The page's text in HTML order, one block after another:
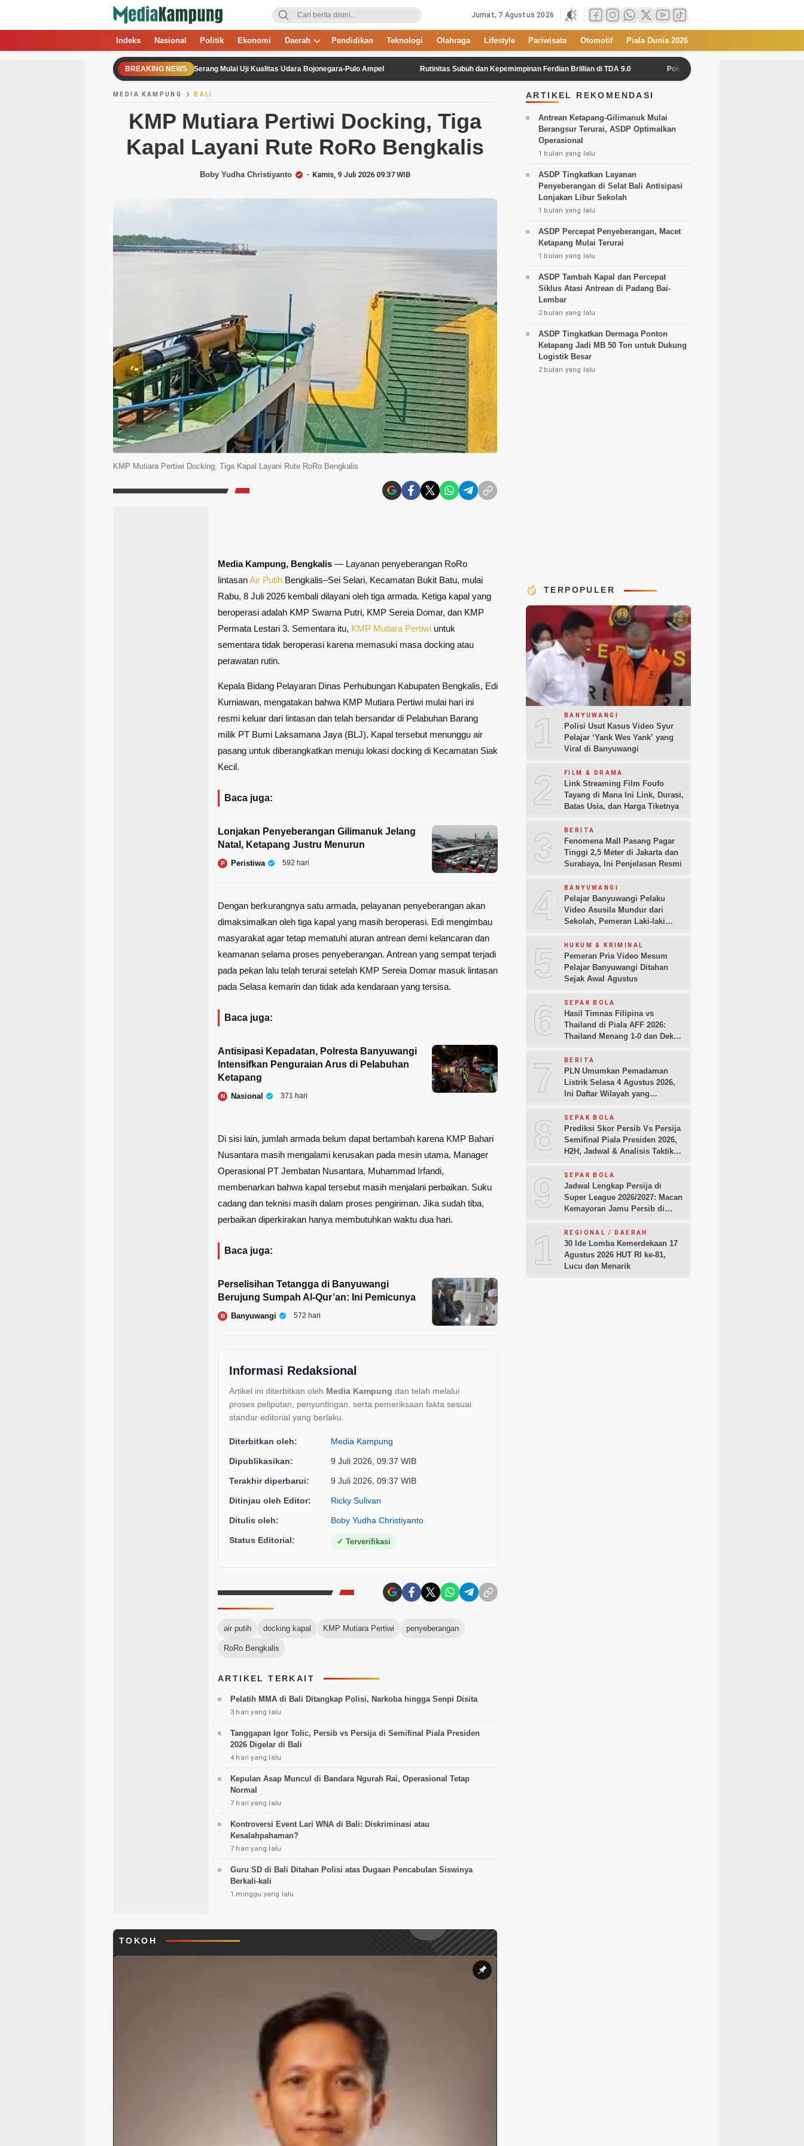
Jumat, 7 Agustus 2026
Indeks Nasional Politik Ekonomi Daerah Pendidikan Teknologi Olahraga Lifestyle Pariwisata Otomotif Piala Dunia 2026
BREAKING NEWS
Pasca Demo Warga, DLH Kabupaten Serang Mulai Uji Kualitas Udara Bojonegara-Pulo Ampel Rutinitas Subuh dan Kepemimpinan Ferdian Brillian di TDA 9.0 Polres Semarang Selidiki Penemuan Mayat
MEDIA KAMPUNG BALI
KMP Mutiara Pertiwi Docking, Tiga
Kapal Layani Rute RoRo Bengkalis
Boby Yudha Christiyanto Kamis, 9 Juli 2026 09:37 WIB
KMP Mutiara Pertiwi Docking, Tiga Kapal Layani Rute RoRo Bengkalis
Media Kampung, Bengkalis — Layanan penyeberangan RoRo
lintasanAir Putih Bengkalis–Sei Selari, Kecamatan Bukit Batu, mulai
Rabu, 8 Juli 2026 kembali dilayani oleh tiga armada. Ketiga kapal yang
beroperasi adalah KMP Swarna Putri, KMP Sereia Domar, dan KMP
Permata Lestari 3. Sementara itu, KMP Mutiara Pertiwi untuk
sementara tidak beroperasi karena memasuki masa docking atau
perawatan rutin.
Kepala Bidang Pelayaran Dinas Perhubungan Kabupaten Bengkalis, Edi
Kurniawan, mengatakan bahwa KMP Mutiara Pertiwi mulai hari ini
resmi keluar dari lintasan dan telah bersandar di Pelabuhan Barang
milik PT Bumi Laksamana Jaya (BLJ). Kapal tersebut menunggu air
pasang untuk diberangkatkan menuju lokasi docking di Kecamatan Siak
Kecil.
Baca juga:
Lonjakan Penyeberangan Gilimanuk Jelang
Natal, Ketapang Justru Menurun
P Peristiwa 592 hari
Dengan berkurangnya satu armada, pelayanan penyeberangan akan
dimaksimalkan oleh tiga kapal yang masih beroperasi. Edi mengimbau
masyarakat agar tetap mematuhi aturan antrean demi kelancaran dan
keamanan selama proses penyeberangan. Antrean yang sempat terjadi
pada pekan lalu telah terurai setelah KMP Sereia Domar masuk lintasan
pada Selasa kemarin dan tidak ada kendaraan yang tersisa.
Baca juga:
Antisipasi Kepadatan, Polresta Banyuwangi
Intensifkan Penguraian Arus di Pelabuhan
Ketapang
N Nasional 371 hari
Di sisi lain, jumlah armada belum dapat bertambah karena KMP Bahari
Nusantara masih mengalami kerusakan pada mesin utama. Manager
Operasional PT Jembatan Nusantara, Muhammad Irfandi,
membenarkan bahwa kapal tersebut masih menjalani perbaikan. Suku
cadang dan teknisi masih dalam proses pengiriman. Jika sudah tiba,
perbaikan diperkirakan hanya membutuhkan waktu dua hari.
Baca juga:
Perselisihan Tetangga di Banyuwangi
Berujung Sumpah Al-Qur’an: Ini Pemicunya
B Banyuwangi 572 hari
Informasi Redaksional
Artikel ini diterbitkan oleh Media Kampung dan telah melalui
proses peliputan, penyuntingan, serta pemeriksaan fakta sesuai
standar editorial yang berlaku.
Diterbitkan oleh: Media Kampung
Dipublikasikan: 9 Juli 2026, 09:37 WIB
Terakhir diperbarui: 9 Juli 2026, 09:37 WIB
Ditinjau oleh Editor: Ricky Sulivan
Ditulis oleh: Boby Yudha Christiyanto
Status Editorial: ✓ Terverifikasi
air putih docking kapal KMP Mutiara Pertiwi penyeberangan
RoRo Bengkalis
ARTIKEL TERKAIT
Pelatih MMA di Bali Ditangkap Polisi, Narkoba hingga Senpi Disita
3 hari yang lalu
Tanggapan Igor Tolic, Persib vs Persija di Semifinal Piala Presiden
2026 Digelar di Bali
4 hari yang lalu
Kepulan Asap Muncul di Bandara Ngurah Rai, Operasional Tetap
Normal
7 hari yang lalu
Kontroversi Event Lari WNA di Bali: Diskriminasi atau
Kesalahpahaman?
7 hari yang lalu
Guru SD di Bali Ditahan Polisi atas Dugaan Pencabulan Siswinya
Berkali-kali
1 minggu yang lalu
TOKOH
ARTIKEL REKOMENDASI
Antrean Ketapang-Gilimanuk Mulai
Berangsur Terurai, ASDP Optimalkan
Operasional
1 bulan yang lalu
ASDP Tingkatkan Layanan
Penyeberangan di Selat Bali Antisipasi
Lonjakan Libur Sekolah
1 bulan yang lalu
ASDP Percepat Penyeberangan, Macet
Ketapang Mulai Terurai
1 bulan yang lalu
ASDP Tambah Kapal dan Percepat
Siklus Atasi Antrean di Padang Bai-
Lembar
2 bulan yang lalu
ASDP Tingkatkan Dermaga Ponton
Ketapang Jadi MB 50 Ton untuk Dukung
Logistik Besar
2 bulan yang lalu
TERPOPULER
1 BANYUWANGI
Polisi Usut Kasus Video Syur
Pelajar ‘Yank Wes Yank’ yang
Viral di Banyuwangi
2 FILM & DRAMA
Link Streaming Film Foufo
Tayang di Mana Ini Link, Durasi,
Batas Usia, dan Harga Tiketnya
3 BERITA
Fenomena Mall Pasang Pagar
Tinggi 2,5 Meter di Jakarta dan
Surabaya, Ini Penjelasan Resmi
4 BANYUWANGI
Pelajar Banyuwangi Pelaku
Video Asusila Mundur dari
Sekolah, Pemeran Laki-laki
5 HUKUM & KRIMINAL
Pemeran Pria Video Mesum
Pelajar Banyuwangi Ditahan
Sejak Awal Agustus
6 SEPAK BOLA
Hasil Timnas Filipina vs
Thailand di Piala AFF 2026:
Thailand Menang 1-0 dan Dekati
7 BERITA
PLN Umumkan Pemadaman
Listrik Selasa 4 Agustus 2026,
Ini Daftar Wilayah yang
8 SEPAK BOLA
Prediksi Skor Persib Vs Persija
Semifinal Piala Presiden 2026,
H2H, Jadwal & Analisis Taktik
9 SEPAK BOLA
Jadwal Lengkap Persija di
Super League 2026/2027: Macan
Kemayoran Jamu Persib di
10REGIONAL / DAERAH
30 Ide Lomba Kemerdekaan 17
Agustus 2026 HUT RI ke-81,
Lucu dan Menarik